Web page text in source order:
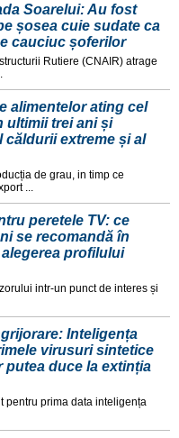
Soarelui: Au fost
șosea cuie sudate ca
cauciuc șoferilor
Rutiere (CNAIR) atrage
alimentelor ating cel
ultimii trei ani și
căldurii extreme și al
de grau, in timp ce
...
peretele TV: ce
se recomandă în
profilului
intr-un punct de interes și
Inteligența
virusuri sintetice
putea duce la extinția
pentru prima data inteligența